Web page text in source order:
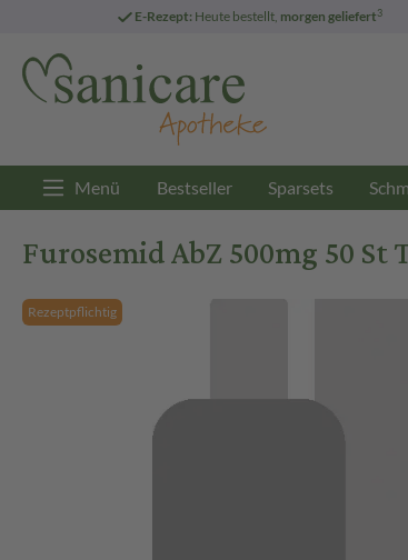
E-Rezept: Heute bestellt, morgen geliefert3
Menü Bestseller Sparsets
Furosemid AbZ 500mg 50
Rezeptpflichtig